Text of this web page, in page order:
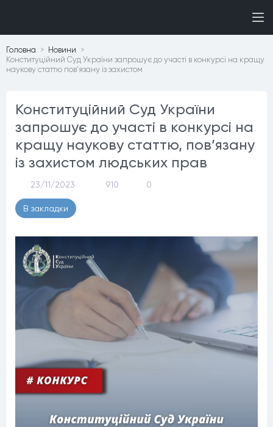
Головна
Новини
Конституційний Суд України запрошує до участі в конкурсі на кращу
наукову статтю пов’язану із захистом
Конституційний Суд України
запрошує до участі в конкурсі на
кращу наукову статтю, пов’язану
із захистом людських прав
23/11/2023 910 0
В закладки